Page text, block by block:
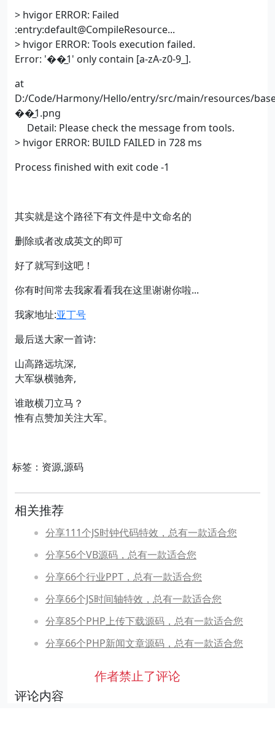
> hvigor ERROR: Failed
:entry:default@CompileResource...
> hvigor ERROR: Tools execution failed.
Error: '��̲1' only contain [a-zA-z0-9_].
at
D:/Code/Harmony/Hello/entry/src/main/resources/
��̲1.png
Detail: Please check the message from tools.
> hvigor ERROR: BUILD FAILED in 728 ms
Process finished with exit code -1
其实就是这个路径下有文件是中文命名的
删除或者改成英文的即可
好了就写到这吧！
你有时间常去我家看看我在这里谢谢你啦...
我家地址:亚丁号
最后送大家一首诗:
山高路远坑深,
大军纵横驰奔,
谁敢横刀立马？
惟有点赞加关注大军。
标签：资源,源码
相关推荐
分享111个JS时钟代码特效，总有一款适合您
分享56个VB源码，总有一款适合您
分享66个行业PPT，总有一款适合您
分享66个JS时间轴特效，总有一款适合您
分享85个PHP上传下载源码，总有一款适合您
分享66个PHP新闻文章源码，总有一款适合您
作者禁止了评论
评论内容